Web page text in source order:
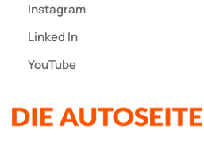
Instagram
Linked In
YouTube